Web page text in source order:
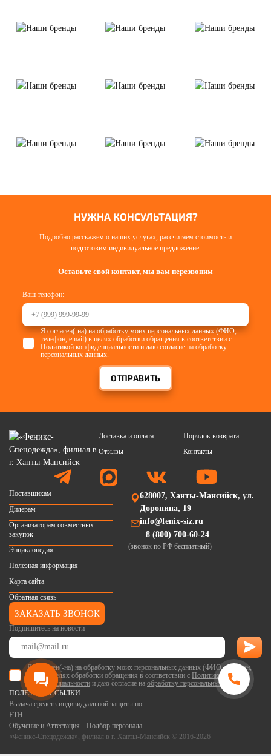
НУЖНА КОНСУЛЬТАЦИЯ?
Подробно расскажем о наших услугах, рассчитаем стоимость и
подготовим индивидуальное предложение.
Оставьте свой контакт, мы вам перезвоним
Ваш телефон:
ОТПРАВИТЬ
Я согласен(-на) на обработку моих персональных данных (ФИО,
телефон, email) в целях обработки обращения в соответствии с
Политикой конфиденциальности и даю согласие наобработку
персональных данных.
Доставка и оплата
Порядок возврата
Отзывы
Контакты
Подпишитесь на новости
Я согласен(-на) на обработку моих персональных данных (ФИО, телефон,
email) в целях обработки обращения в соответствии с Политикой
конфиденциальности и даю согласие на обработку персональных данных .
«Феникс-Спецодежда», филиал в г. Ханты-Мансийск © 2016-2026
Поставщикам
Дилерам
Организаторам совместных
закупок
Энциклопедия
Полезная информация
Карта сайта
Обратная связь
628007, Ханты-Мансийск, ул.
Доронина, 19
info@fenix-siz.ru
8 (800) 700-60-24
(звонок по РФ бесплатный)
ЗАКАЗАТЬ ЗВОНОК
ПОЛЕЗНЫЕ ССЫЛКИ
Выдача средств индивидуальной защиты по
ЕТН
Обучение и Аттестация
Подбор персонала